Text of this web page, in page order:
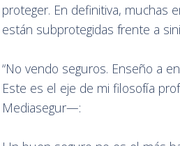
proteger. En definitiva, muchas
están subprotegidas frente a
“No vendo seguros. Enseño a
Este es el eje de mi filosofía
Mediasegur—: